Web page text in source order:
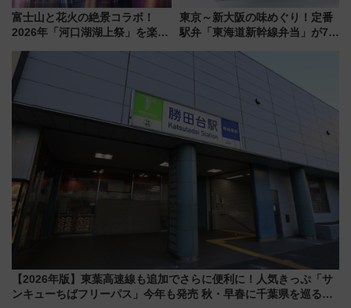
富士山と花火の絶景コラボ！
2026年「河口湖湖上祭」を楽し
ススメ
東京～新大阪の味めぐり！定番
駅弁「東海道新幹線弁当」が7月
【2026年版】東葉高速線も追加でさらに便利に！人気きっぷ「サ
ンキューちばフリーパス」今年も発売 秋・早春に千葉県を巡るな